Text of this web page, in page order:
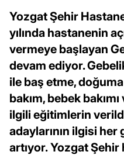
Yozgat Şehir
yılında hastanenin
vermeye başlayan
devam ediyor.
ile baş etme,
bakım, bebek
ilgili eğitimlerin
adaylarının ilgisi her
artıyor. Yozgat